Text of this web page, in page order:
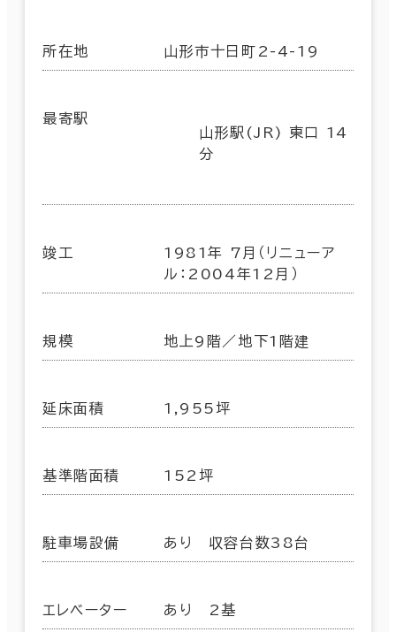
所在地 山形市十日町2-4-19
最寄駅
山形駅(JR) 東口 14
分
竣工
1981年 7月（リニューア
ル：2004年12月）
規模 地上9階／地下1階建
延床面積 1,955坪
基準階面積 152坪
駐車場設備 あり 収容台数38台
エレベーター あり 2基